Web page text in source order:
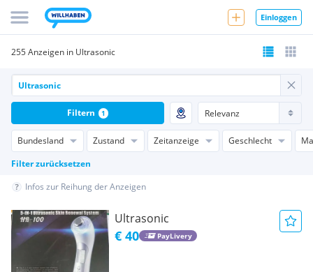
Einloggen
255 Anzeigen in Ultrasonic
Bundesland Zustand Zeitanzeige Geschlecht
Filter zurücksetzen
Filtern 1
Infos zur Reihung der Anzeigen
Ultrasonic
€ 40 PayLivery